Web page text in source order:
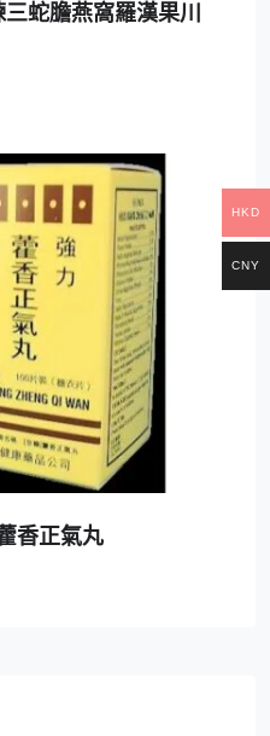
蛇膽燕窩羅漢果川
香正氣丸
HKD
CNY